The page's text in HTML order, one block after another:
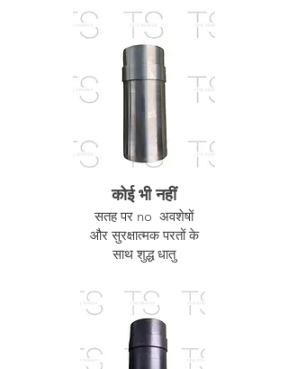
कोई भी नहीं
सतह पर no अवशेषों
और सुरक्षात्मक परतों के
साथ शुद्ध धातु